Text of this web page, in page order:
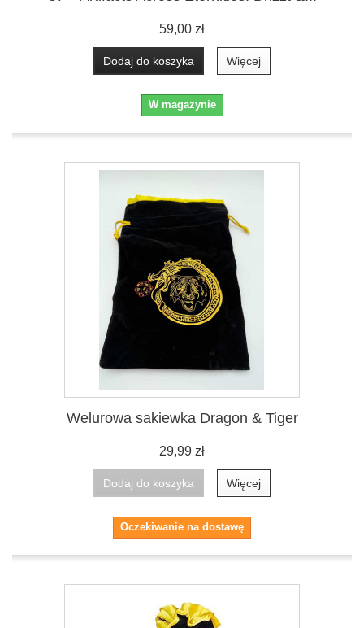
59,00 zł
Dodaj do koszyka Więcej
W magazynie
Welurowa sakiewka Dragon & Tiger
29,99 zł
Dodaj do koszyka Więcej
Oczekiwanie na dostawę